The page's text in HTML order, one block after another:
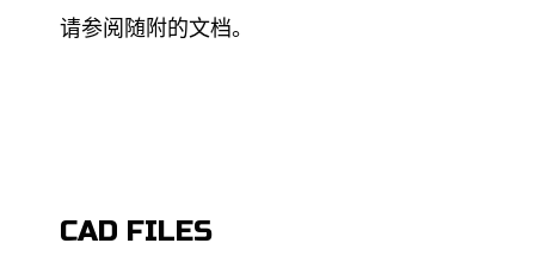
请参阅随附的文档。
CAD FILES